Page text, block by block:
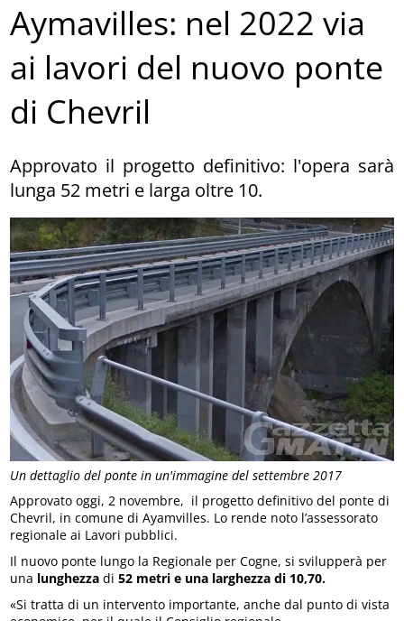
Un dettaglio del ponte in un'immagine del settembre 2017
Aymavilles: nel 2022 via
ai lavori del nuovo ponte
di Chevril
Approvato il progetto definitivo: l'opera sarà
lunga 52 metri e larga oltre 10.
Approvato oggi, 2 novembre, il progetto definitivo del ponte di
Chevril, in comune di Ayamvilles. Lo rende noto l’assessorato
regionale ai Lavori pubblici.
Il nuovo ponte lungo la Regionale per Cogne, si svilupperà per
una lunghezza di52 metri e una larghezza di 10,70.
«Si tratta di un intervento importante, anche dal punto di vista